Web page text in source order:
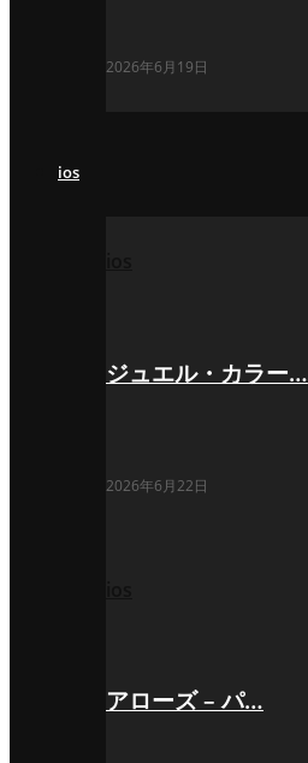
2026年6月19日
ios
ジュエル・カラー…
2026年6月22日
アローズ – パ…